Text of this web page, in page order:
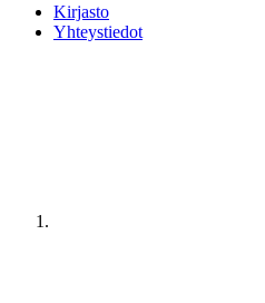
Kirjasto
Yhteystiedot